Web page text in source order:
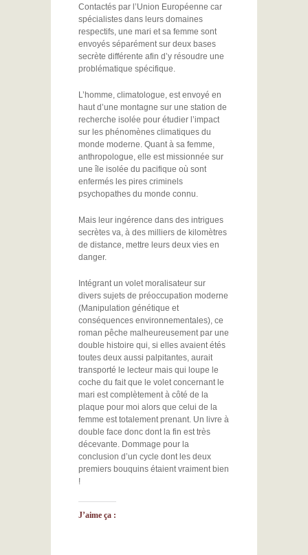
Contactés par l’Union Européenne car
spécialistes dans leurs domaines
respectifs, une mari et sa femme sont
envoyés séparément sur deux bases
secrète différente afin d’y résoudre une
problématique spécifique.
L’homme, climatologue, est envoyé en
haut d’une montagne sur une station de
recherche isolée pour étudier l’impact
sur les phénomènes climatiques du
monde moderne. Quant à sa femme,
anthropologue, elle est missionnée sur
une île isolée du pacifique où sont
enfermés les pires criminels
psychopathes du monde connu.
Mais leur ingérence dans des intrigues
secrètes va, à des milliers de kilomètres
de distance, mettre leurs deux vies en
danger.
Intégrant un volet moralisateur sur
divers sujets de préoccupation moderne
(Manipulation génétique et
conséquences environnementales), ce
roman pêche malheureusement par une
double histoire qui, si elles avaient étés
toutes deux aussi palpitantes, aurait
transporté le lecteur mais qui loupe le
coche du fait que le volet concernant le
mari est complètement à côté de la
plaque pour moi alors que celui de la
femme est totalement prenant. Un livre à
double face donc dont la fin est très
décevante. Dommage pour la
conclusion d’un cycle dont les deux
premiers bouquins étaient vraiment bien
!
J’aime ça :